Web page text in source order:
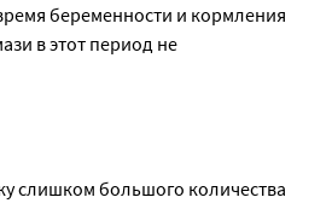
беременности и кормления
в этот период не
слишком большого количества